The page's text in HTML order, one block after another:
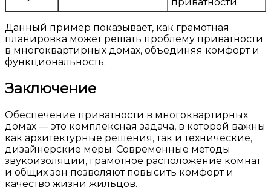
Данный пример показывает, как грамотная
планировка может решать проблему приватности
в многоквартирных домах, объединяя комфорт и
функциональность.
Заключение
Обеспечение приватности в многоквартирных
домах — это комплексная задача, в которой важны
как архитектурные решения, так и технические,
дизайнерские меры. Современные методы
звукоизоляции, грамотное расположение комнат
и общих зон позволяют повысить комфорт и
качество жизни жильцов.